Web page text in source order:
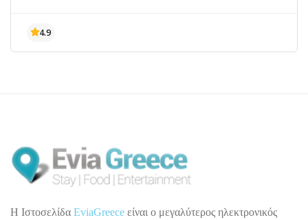
H Ιστοσελίδα EviaGreece είναι ο μεγαλύτερος ηλεκτρονικός